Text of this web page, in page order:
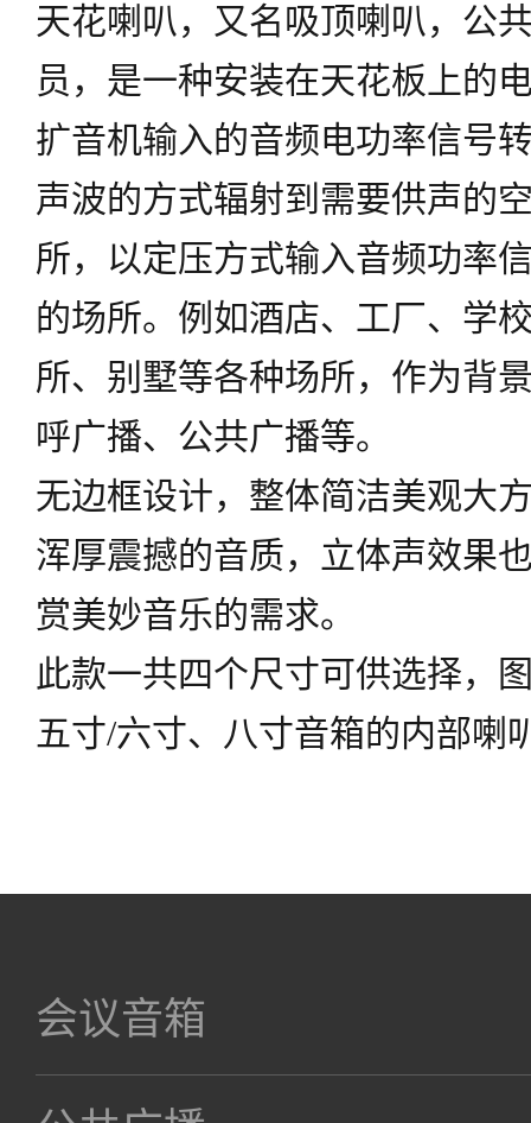
天花喇叭，又名吸顶喇叭，公
员，是一种安装在天花板上的
扩音机输入的音频电功率信号
声波的方式辐射到需要供声的
所，以定压方式输入音频功率
的场所。例如酒店、工厂、学
所、别墅等各种场所，作为背
呼广播、公共广播等。
无边框设计，整体简洁美观大
浑厚震撼的音质，立体声效果
赏美妙音乐的需求。
此款一共四个尺寸可供选择，
五寸/六寸、八寸音箱的内部喇
会议音箱